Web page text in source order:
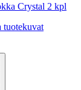
Crystal 2 kpl
tuotekuvat